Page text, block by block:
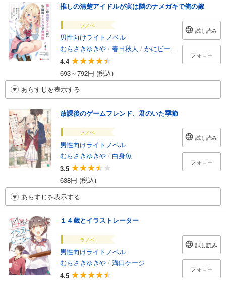
推しの清楚アイドルが実は隣のナメガキで俺の嫁
ラノベ
男性向けライトノベル
むらさきゆきや / 春日秋人 / かにビーム /さいたま
4.4
693～792円 (税込)
試し読み
フォロー
あらすじを表示する
放課後のゲームフレンド、君のいた季節
ラノベ
男性向けライトノベル
むらさきゆきや / 白身魚
3.5
638円 (税込)
試し読み
フォロー
あらすじを表示する
１４歳とイラストレーター
ラノベ
男性向けライトノベル
むらさきゆきや / 溝口ケージ
4.5
試し読み
フォロー